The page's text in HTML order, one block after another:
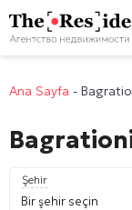
Ana Sayfa -
Şehir
Bir şehir seçin